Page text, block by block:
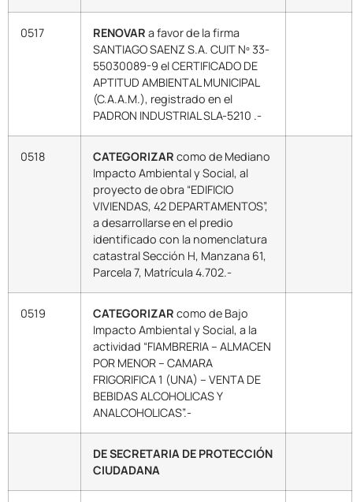
0517 RENOVAR a favor de la firma
SANTIAGO SAENZ S.A. CUIT Nº 33-
55030089-9 el CERTIFICADO DE
APTITUD AMBIENTAL MUNICIPAL
(C.A.A.M.), registrado en el
PADRON INDUSTRIAL SLA-5210 .-
0518 CATEGORIZAR como de Mediano
Impacto Ambiental y Social, al
proyecto de obra “EDIFICIO
VIVIENDAS, 42 DEPARTAMENTOS”,
a desarrollarse en el predio
identificado con la nomenclatura
catastral Sección H, Manzana 61,
Parcela 7, Matrícula 4.702.-
0519 CATEGORIZAR como de Bajo
Impacto Ambiental y Social, a la
actividad “FIAMBRERIA – ALMACEN
POR MENOR – CAMARA
FRIGORIFICA 1 (UNA) – VENTA DE
BEBIDAS ALCOHOLICAS Y
ANALCOHOLICAS”.-
DE SECRETARIA DE PROTECCIÓN
CIUDADANA